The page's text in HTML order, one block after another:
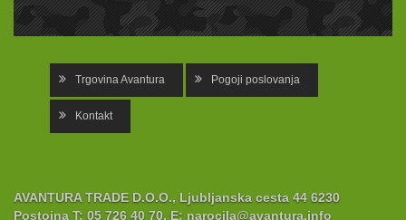
Trgovina Avantura Pogoji poslovanja
Kontakt
AVANTURA TRADE D.O.O., Ljubljanska cesta 44 6230
Postojna T: 05 726 40 70, E: narocila@avantura.info